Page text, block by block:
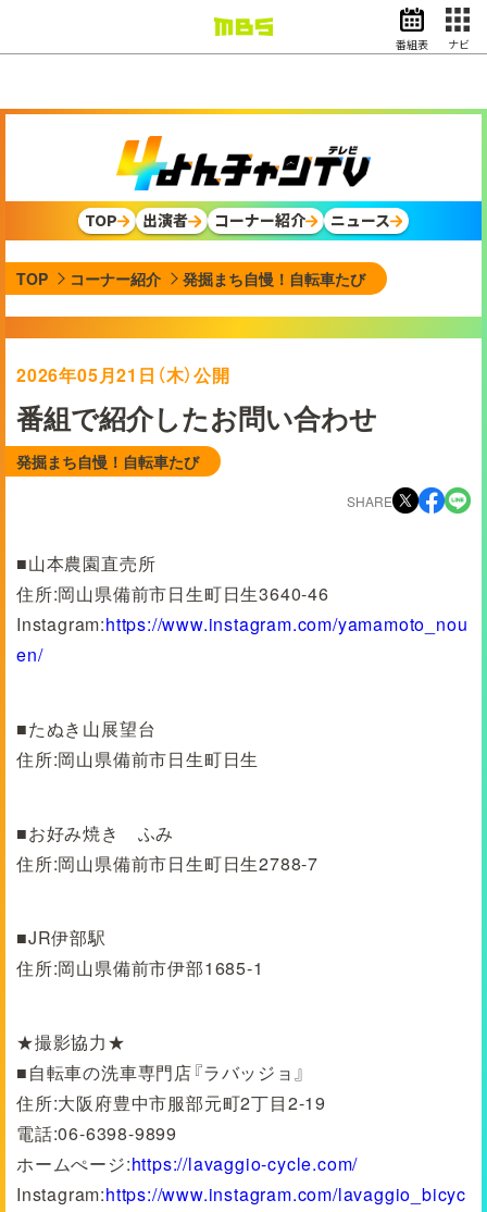
ドラマ
スポーツ
動画イズム ニュース
天気・防災 イベント
映画 アナウンサー
グッズ
EN
番組表 ナビ
TOP 出演者 コーナー紹介 ニュース
TOP コーナー紹介 発掘まち自慢！自転車たび
2026年05月21日（木）公開
番組で紹介したお問い合わせ
発掘まち自慢！自転車たび
SHARE
■山本農園直売所
住所:岡山県備前市日生町日生3640-46
Instagram:https://www.instagram.com/yamamoto_nou
en/
■たぬき山展望台
住所:岡山県備前市日生町日生
■お好み焼き ふみ
住所:岡山県備前市日生町日生2788-7
■JR伊部駅
住所:岡山県備前市伊部1685-1
★撮影協力★
■自転車の洗車専門店『ラバッジョ』
住所:大阪府豊中市服部元町2丁目2-19
電話:06-6398-9899
ホームぺージ:https://lavaggio-cycle.com/
Instagram:https://www.instagram.com/lavaggio_bicyc